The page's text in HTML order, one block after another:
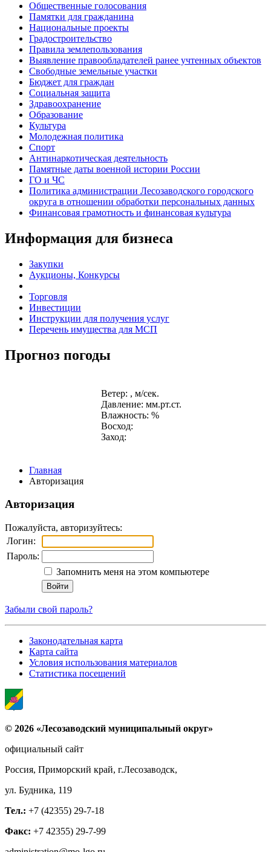
Общественные голосования
Памятки для гражданина
Национальные проекты
Градостроительство
Правила землепользования
Выявление правообладателей ранее учтенных объектов
Свободные земельные участки
Бюджет для граждан
Социальная защита
Здравоохранение
Образование
Культура
Молодежная политика
Спорт
Антинаркотическая деятельность
Памятные даты военной истории России
ГО и ЧС
Политика администрации Лесозаводского городского
округа в отношении обработки персональных данных
Финансовая грамотность и финансовая культура
Информация для бизнеса
Закупки
Аукционы, Конкурсы
Торговля
Инвестиции
Инструкции для получения услуг
Перечень имущества для МСП
Прогноз погоды
Ветер: , м/сек.
Давление: мм.рт.ст.
Влажность: %
Восход:
Заход:
Главная
Авторизация
Авторизация
Пожалуйста, авторизуйтесь:
Логин:
Пароль:
Запомнить меня на этом компьютере
Забыли свой пароль?
Законодательная карта
Карта сайта
Условия использования материалов
Статистика посещений
© 2026 «Лесозаводский муниципальный округ»
официальный сайт
Россия, Приморский край, г.Лесозаводск,
ул. Будника, 119
Тел.: +7 (42355) 29-7-18
Факс: +7 42355) 29-7-99